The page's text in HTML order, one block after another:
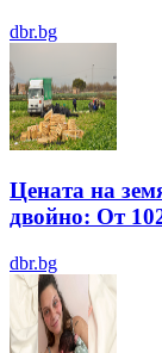
dbr.bg
Цената на
двойно: От
dbr.bg